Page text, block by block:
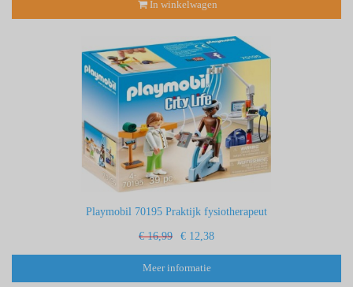
In winkelwagen
Playmobil 70195 Praktijk fysiotherapeut
€ 16,99 € 12,38
Meer informatie